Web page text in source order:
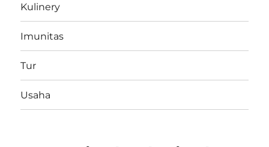
Kulinery
Imunitas
Tur
Usaha